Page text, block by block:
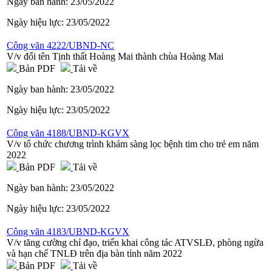
Ngày hiệu lực: 23/05/2022
Công văn 4222/UBND-NC
V/v đổi tên Tịnh thất Hoàng Mai thành chùa Hoàng Mai
Bản PDF
Tải về
Ngày ban hành: 23/05/2022
Ngày hiệu lực: 23/05/2022
Công văn 4188/UBND-KGVX
V/v tổ chức chương trình khám sàng lọc bệnh tim cho trẻ em năm
2022
Bản PDF
Tải về
Ngày ban hành: 23/05/2022
Ngày hiệu lực: 23/05/2022
Công văn 4183/UBND-KGVX
V/v tăng cường chỉ đạo, triển khai công tác ATVSLĐ, phòng ngừa
và hạn chế TNLĐ trên địa bàn tỉnh năm 2022
Bản PDF
Tải về